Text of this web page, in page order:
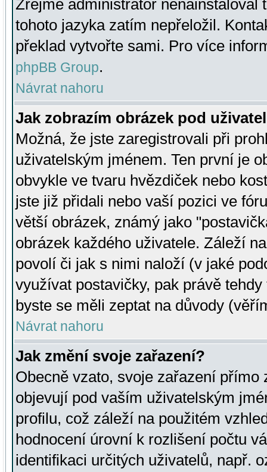
Zřejmě administrátor nenainstaloval
tohoto jazyka zatím nepřeložil.
překlad vytvořte sami. Pro více
phpBB Group.
Návrat nahoru
Jak zobrazím obrázek pod
Možná, že jste zaregistrovali při
uživatelským jménem. Ten první je
obvykle ve tvaru hvězdiček nebo
jste již přidali nebo vaší pozici ve
větší obrázek, známý jako
obrázek každého uživatele. Záleží
povolí či jak s nimi naloží (v jaké
využívat postavičky, pak právě
byste se měli zeptat na důvody
Návrat nahoru
Jak změní svoje zařazení?
Obecně vzato, svoje zařazení přímo
objevují pod vaším uživatelským
profilu, což záleží na použitém
hodnocení úrovní k rozlišení počtu
identifikaci určitých uživatelů, např.